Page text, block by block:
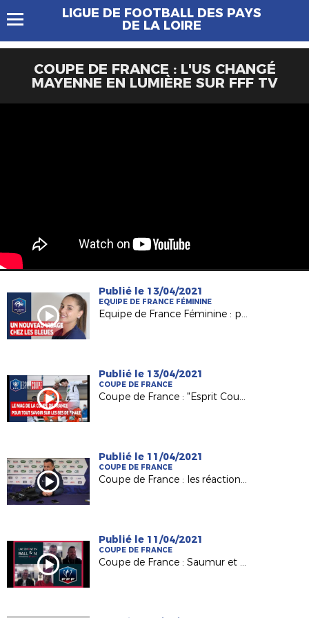
LIGUE DE FOOTBALL DES PAYS
DE LA LOIRE
COUPE DE FRANCE : L'US CHANGÉ
MAYENNE EN LUMIÈRE SUR FFF TV
Publié le 13/04/2021
EQUIPE DE FRANCE FÉMININE
Equipe de France Féminine : premiers pas en bleu pour la mayennaise Océane Deslandes
Publié le 13/04/2021
COUPE DE FRANCE
Coupe de France : "Esprit Coupe", zoom sur les 8es de finale !
Publié le 11/04/2021
COUPE DE FRANCE
Coupe de France : les réactions après Saumur-Toulouse !
Publié le 11/04/2021
COUPE DE FRANCE
Coupe de France : Saumur et Châteaubriant, le jour d'après